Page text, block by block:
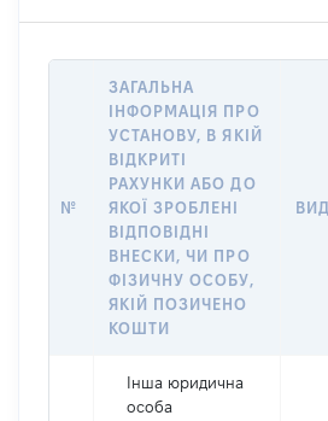
№
ЗАГАЛЬНА
ІНФОРМАЦІЯ ПРО
УСТАНОВУ, В ЯКІЙ
ВІДКРИТІ
РАХУНКИ АБО ДО
ЯКОЇ ЗРОБЛЕНІ
ВІДПОВІДНІ
ВНЕСКИ, ЧИ ПРО
ФІЗИЧНУ ОСОБУ,
ЯКІЙ ПОЗИЧЕНО
КОШТИ
Інша юридична
особа